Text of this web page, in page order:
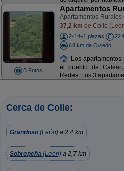
8 Fotos
Apartamentos
Apartamentos Rurales
37,2 km de Colle
2-14+1 plazas
22
64 km de Oviedo
Los
el pueblo de
Redes. Los 3
Cerca de Colle:
Grandoso (León) a 2,4 km
Sobrepeña (León) a 2,7 km